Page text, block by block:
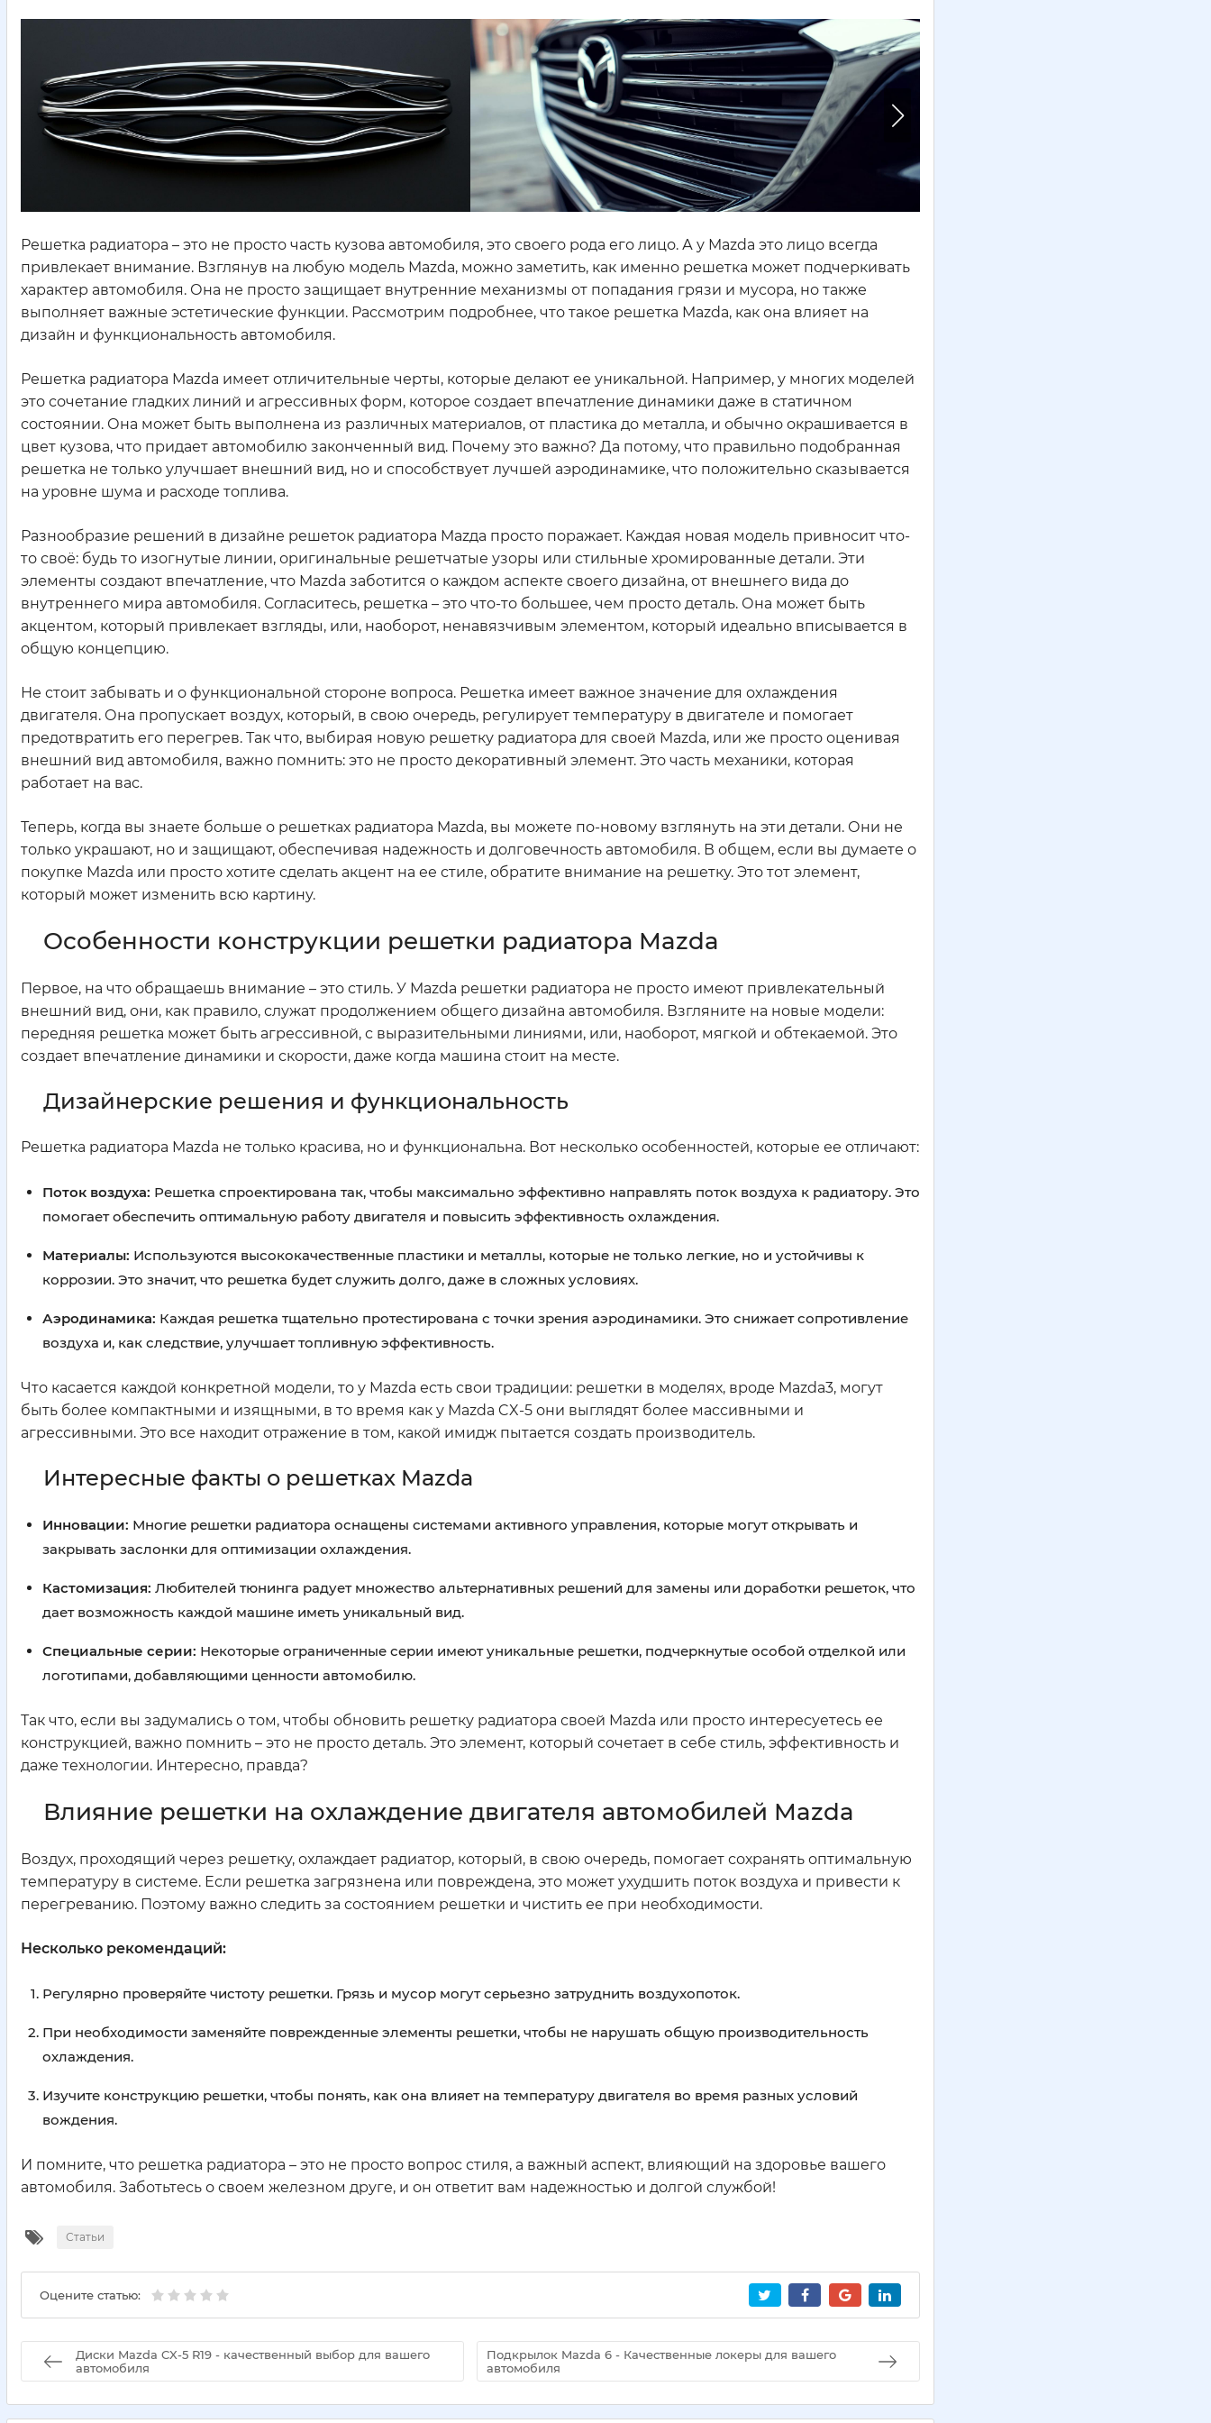
Решетка радиатора – это не просто часть кузова автомобиля, это своего рода его лицо. А у Mazda это лицо всегда
привлекает внимание. Взглянув на любую модель Mazda, можно заметить, как именно решетка может подчеркивать
характер автомобиля. Она не просто защищает внутренние механизмы от попадания грязи и мусора, но также
выполняет важные эстетические функции. Рассмотрим подробнее, что такое решетка Mazda, как она влияет на
дизайн и функциональность автомобиля.
Решетка радиатора Mazda имеет отличительные черты, которые делают ее уникальной. Например, у многих моделей
это сочетание гладких линий и агрессивных форм, которое создает впечатление динамики даже в статичном
состоянии. Она может быть выполнена из различных материалов, от пластика до металла, и обычно окрашивается в
цвет кузова, что придает автомобилю законченный вид. Почему это важно? Да потому, что правильно подобранная
решетка не только улучшает внешний вид, но и способствует лучшей аэродинамике, что положительно сказывается
на уровне шума и расходе топлива.
Разнообразие решений в дизайне решеток радиатора Mazдa просто поражает. Каждая новая модель привносит что-
то своё: будь то изогнутые линии, оригинальные решетчатые узоры или стильные хромированные детали. Эти
элементы создают впечатление, что Mazda заботится о каждом аспекте своего дизайна, от внешнего вида до
внутреннего мира автомобиля. Согласитесь, решетка – это что-то большее, чем просто деталь. Она может быть
акцентом, который привлекает взгляды, или, наоборот, ненавязчивым элементом, который идеально вписывается в
общую концепцию.
Не стоит забывать и о функциональной стороне вопроса. Решетка имеет важное значение для охлаждения
двигателя. Она пропускает воздух, который, в свою очередь, регулирует температуру в двигателе и помогает
предотвратить его перегрев. Так что, выбирая новую решетку радиатора для своей Mazda, или же просто оценивая
внешний вид автомобиля, важно помнить: это не просто декоративный элемент. Это часть механики, которая
работает на вас.
Теперь, когда вы знаете больше о решетках радиатора Mazda, вы можете по-новому взглянуть на эти детали. Они не
только украшают, но и защищают, обеспечивая надежность и долговечность автомобиля. В общем, если вы думаете о
покупке Mazda или просто хотите сделать акцент на ее стиле, обратите внимание на решетку. Это тот элемент,
который может изменить всю картину.
Особенности конструкции решетки радиатора Mazda
Первое, на что обращаешь внимание – это стиль. У Mazda решетки радиатора не просто имеют привлекательный
внешний вид, они, как правило, служат продолжением общего дизайна автомобиля. Взгляните на новые модели:
передняя решетка может быть агрессивной, с выразительными линиями, или, наоборот, мягкой и обтекаемой. Это
создает впечатление динамики и скорости, даже когда машина стоит на месте.
Дизайнерские решения и функциональность
Решетка радиатора Mazda не только красива, но и функциональна. Вот несколько особенностей, которые ее отличают:
Поток воздуха: Решетка спроектирована так, чтобы максимально эффективно направлять поток воздуха к радиатору. Это
помогает обеспечить оптимальную работу двигателя и повысить эффективность охлаждения.
Материалы: Используются высококачественные пластики и металлы, которые не только легкие, но и устойчивы к
коррозии. Это значит, что решетка будет служить долго, даже в сложных условиях.
Аэродинамика: Каждая решетка тщательно протестирована с точки зрения аэродинамики. Это снижает сопротивление
воздуха и, как следствие, улучшает топливную эффективность.
Что касается каждой конкретной модели, то у Mazda есть свои традиции: решетки в моделях, вроде Mazda3, могут
быть более компактными и изящными, в то время как у Mazda CX-5 они выглядят более массивными и
агрессивными. Это все находит отражение в том, какой имидж пытается создать производитель.
Интересные факты о решетках Mazda
Инновации: Многие решетки радиатора оснащены системами активного управления, которые могут открывать и
закрывать заслонки для оптимизации охлаждения.
Кастомизация: Любителей тюнинга радует множество альтернативных решений для замены или доработки решеток, что
дает возможность каждой машине иметь уникальный вид.
Специальные серии: Некоторые ограниченные серии имеют уникальные решетки, подчеркнутые особой отделкой или
логотипами, добавляющими ценности автомобилю.
Так что, если вы задумались о том, чтобы обновить решетку радиатора своей Mazda или просто интересуетесь ее
конструкцией, важно помнить – это не просто деталь. Это элемент, который сочетает в себе стиль, эффективность и
даже технологии. Интересно, правда?
Влияние решетки на охлаждение двигателя автомобилей Mazda
Воздух, проходящий через решетку, охлаждает радиатор, который, в свою очередь, помогает сохранять оптимальную
температуру в системе. Если решетка загрязнена или повреждена, это может ухудшить поток воздуха и привести к
перегреванию. Поэтому важно следить за состоянием решетки и чистить ее при необходимости.
Несколько рекомендаций:
Регулярно проверяйте чистоту решетки. Грязь и мусор могут серьезно затруднить воздухопоток.
При необходимости заменяйте поврежденные элементы решетки, чтобы не нарушать общую производительность
охлаждения.
Изучите конструкцию решетки, чтобы понять, как она влияет на температуру двигателя во время разных условий
вождения.
И помните, что решетка радиатора – это не просто вопрос стиля, а важный аспект, влияющий на здоровье вашего
автомобиля. Заботьтесь о своем железном друге, и он ответит вам надежностью и долгой службой!
Статьи
Оцените статью:
Диски Mazda CX-5 R19 - качественный выбор для вашего
автомобиля
Подкрылок Mazda 6 - Качественные локеры для вашего
автомобиля